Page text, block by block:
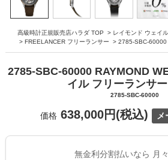
高級時計正規販売店ハラダ TOP > レイモンド ウェイ
> FREELANCER フリーランサー > 2785-SBC-60000
2785-SBC-60000 RAYMOND
イル フリーランサ
2785-SBC-60000
価格 638,000円(税込) メ
無金利分割払いなら 月